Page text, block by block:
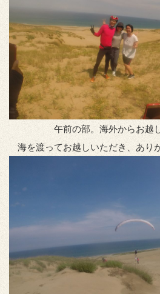
午前の部。海外からお越
海を渡ってお越しいただき、あり